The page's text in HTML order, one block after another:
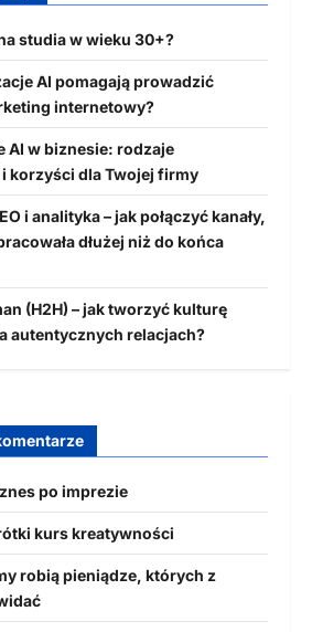
studia w wieku 30+?
AI pomagają prowadzić
internetowy?
AI w biznesie: rodzaje
korzyści dla Twojej firmy
i analityka – jak połączyć kanały,
dłużej niż do końca
(H2H) – jak tworzyć kulturę
autentycznych relacjach?
po imprezie
kurs kreatywności
robią pieniądze, których z